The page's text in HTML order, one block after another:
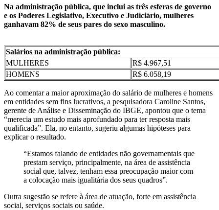
Na administração pública, que inclui as três esferas de governo
e os Poderes Legislativo, Executivo e Judiciário, mulheres
ganhavam 82% de seus pares do sexo masculino.
Salários na administração pública:
MULHERES
R$ 4.967,51
HOMENS
R$ 6.058,19
Ao comentar a maior aproximação do salário de mulheres e homens
em entidades sem fins lucrativos, a pesquisadora Caroline Santos,
gerente de Análise e Disseminação do IBGE, apontou que o tema
“merecia um estudo mais aprofundado para ter resposta mais
qualificada”. Ela, no entanto, sugeriu algumas hipóteses para
explicar o resultado.
“Estamos falando de entidades não governamentais que
prestam serviço, principalmente, na área de assistência
social que, talvez, tenham essa preocupação maior com
a colocação mais igualitária dos seus quadros”.
Outra sugestão se refere à área de atuação, forte em assistência
social, serviços sociais ou saúde.